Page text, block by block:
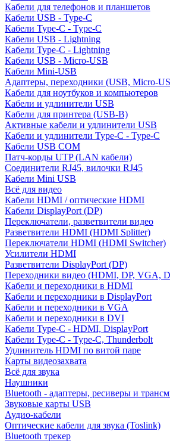
Кабели для телефонов и планшетов
Кабели USB - Type-C
Кабели Type-C - Type-C
Кабели USB - Lightning
Кабели Type-C - Lightning
Кабели USB - Micro-USB
Кабели Mini-USB
Адаптеры, переходники (USB, Micro-
Кабели для ноутбуков и компьютеров
Кабели и удлинители USB
Кабели для принтера (USB-B)
Активные кабели и удлинители USB
Кабели и удлинители Type-C - Type-C
Кабели USB COM
Патч-корды UTP (LAN кабели)
Соединители RJ45, вилочки RJ45
Кабели Mini USB
Всё для видео
Кабели HDMI / оптические HDMI
Кабели DisplayPort (DP)
Переключатели, разветвители видео
Разветвители HDMI (HDMI Splitter)
Переключатели HDMI (HDMI Switcher)
Усилители HDMI
Разветвители DisplayPort (DP)
Переходники видео (HDMI, DP, VGA,
Кабели и переходники в HDMI
Кабели и переходники в DisplayPort
Кабели и переходники в VGA
Кабели и переходники в DVI
Кабели Type-C - HDMI, DisplayPort
Кабели Type-C - Type-C, Thunderbolt
Удлинитель HDMI по витой паре
Карты видеозахвата
Всё для звука
Наушники
Bluetooth - адаптеры, ресиверы и
Звуковые карты USB
Аудио-кабели
Оптические кабели для звука (Toslink)
Bluetooth трекер